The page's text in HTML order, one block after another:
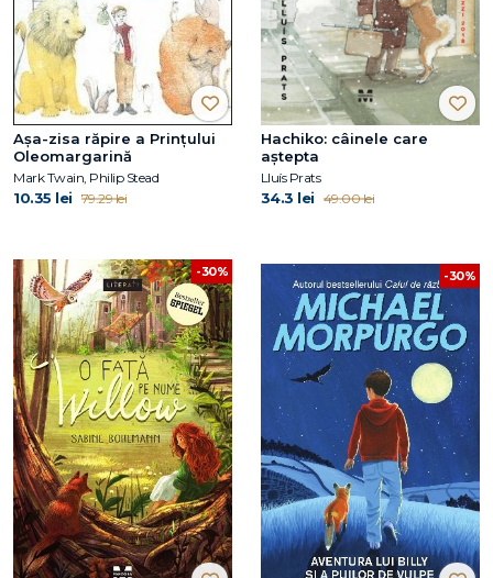
Așa-zisa răpire a Prințului
Oleomargarină
Mark Twain, Philip Stead
10.35 lei 79.29 lei
Hachiko: câinele care
aştepta
Lluís Prats
34.3 lei 49.00 lei
-30% -30%